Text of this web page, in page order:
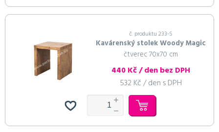
č. produktu 233-S
Kavárenský stolek Woody Magic
čtverec 70x70 cm
440 Kč / den bez DPH
532 Kč / den s DPH